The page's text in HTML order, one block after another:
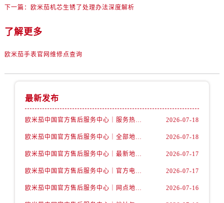
辽宁省辽阳市白塔区新运大街售后服务中心（需提前预约）
北京市东城区东长安街1号王府井东方广场W3座6层602室售后服务中心（需提前预约）
下一篇： 欧米茄机芯生锈了处理办法深度解析
了解更多
欧米茄手表官网维修点查询
最新发布
欧米茄中国官方售后服务中心｜服务热线及详细地址权威信息公告（2026年7月最新） 2026-07-18
欧米茄中国官方售后服务中心｜全部地址与售后电话权威信息声明（2026年7月最新） 2026-07-18
欧米茄中国官方售后服务中心｜最新地址及官方服务热线权威信息公告（2026年7月最新） 2026-07-17
欧米茄中国官方售后服务中心｜官方电话和维修地址权威信息公告（2026年7月最新） 2026-07-17
欧米茄中国官方售后服务中心｜网点地址和官方热线权威信息通知（2026年7月最新） 2026-07-16